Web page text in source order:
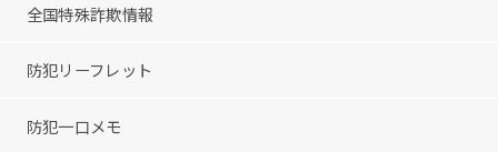
全国特殊詐欺情報
防犯リーフレット
防犯一口メモ